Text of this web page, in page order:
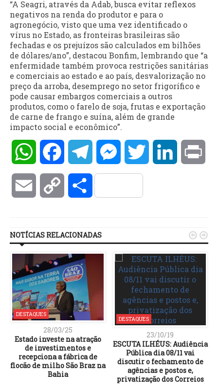
“A Seagri, através da Adab, busca evitar reflexos
negativos na renda do produtor e para o
agronegócio, visto que uma vez identificado o
vírus no Estado, as fronteiras brasileiras são
fechadas e os prejuízos são calculados em bilhões
de dólares/ano”, destacou Bonfim, lembrando que “a
enfermidade também provoca restrições sanitárias
e comerciais ao estado e ao país, desvalorização no
preço da arroba, desemprego no setor frigorífico e
pode causar embargos comerciais a outros
produtos, como o farelo de soja, frutas e exportação
de carne de frango e suína, além de grande
impacto social e econômico”.
WhatsAppFacebookTelegramMessengerTwitter LinkedIn
Email Copy Compartilhar
NOTÍCIAS RELACIONADAS
DESTAQUES
28/03/25
Estado investe na atração
de investimentos e
recepciona a fábrica de
flocão de milho São Braz na
Bahia
DESTAQUES
23/10/19
ESCUTA ILHÉUS: Audiência
Pública dia 08/11 vai
discutir o fechamento de
agências e postos e,
privatização dos Correios
 